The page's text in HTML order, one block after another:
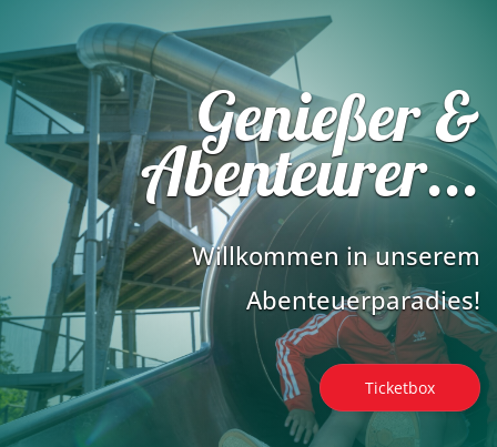
Genießer &
Abenteurer...
Willkommen in unserem
Abenteuerparadies!
Ticketbox